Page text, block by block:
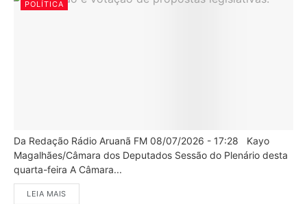
POLÍTICA
Da Redação Rádio Aruanã FM 08/07/2026 - 17:28 Kayo
Magalhães/Câmara dos Deputados Sessão do Plenário desta
quarta-feira A Câmara...
LEIA MAIS